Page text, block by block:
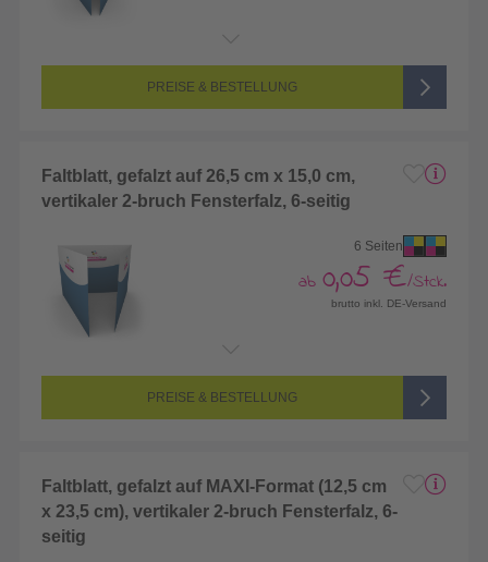
Seitenanzahl: 6-seitig (Vorderseite und Rückseite bedruckt)
4/4-farbig CMYK (vollfarbig bedruckt)
PREISE & BESTELLUNG
Faltblatt, gefalzt auf 26,5 cm x 15,0 cm,
vertikaler 2-bruch Fensterfalz, 6-seitig
6 Seiten
ab 0,05 €/Stck.
brutto inkl. DE-Versand
Seitenanzahl: 6-seitig (Vorderseite und Rückseite bedruckt)
4/4-farbig CMYK (vollfarbig bedruckt)
PREISE & BESTELLUNG
Faltblatt, gefalzt auf MAXI-Format (12,5 cm
x 23,5 cm), vertikaler 2-bruch Fensterfalz, 6-
seitig